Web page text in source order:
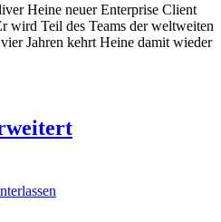
Heine neuer Enterprise Client
wird Teil des Teams der weltweiten
Jahren kehrt Heine damit wieder